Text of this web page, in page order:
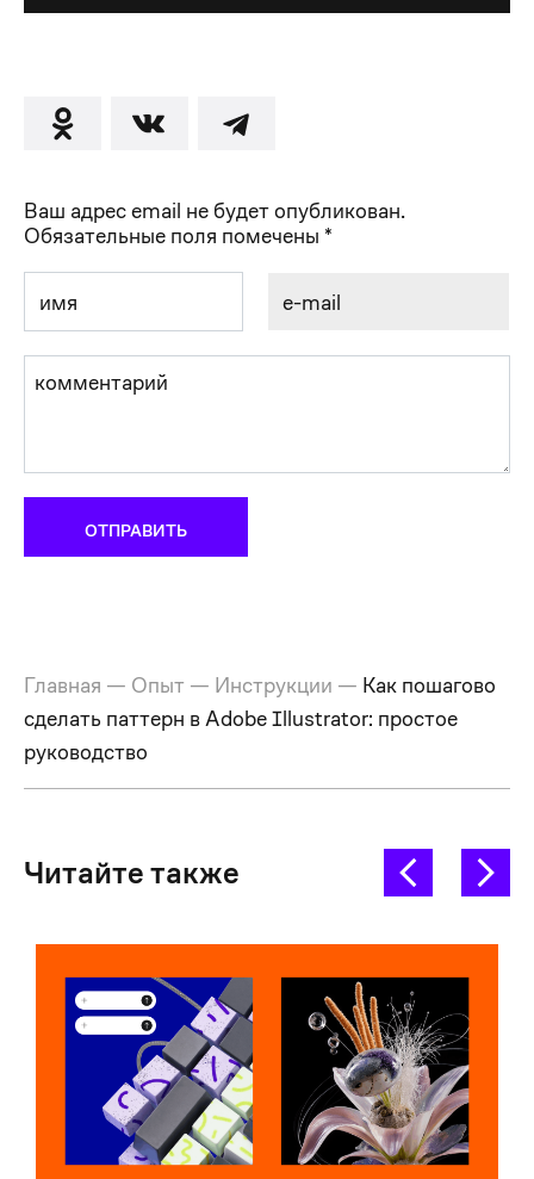
Ваш адрес email не будет опубликован.
Обязательные поля помечены *
Главная — Опыт — Инструкции — Как пошагово
сделать паттерн в Adobe Illustrator: простое
руководство
Читайте также